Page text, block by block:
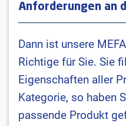
Anforderungen an
Dann ist unsere
Richtige für Sie. Sie
Eigenschaften aller
Kategorie, so haben
passende Produkt